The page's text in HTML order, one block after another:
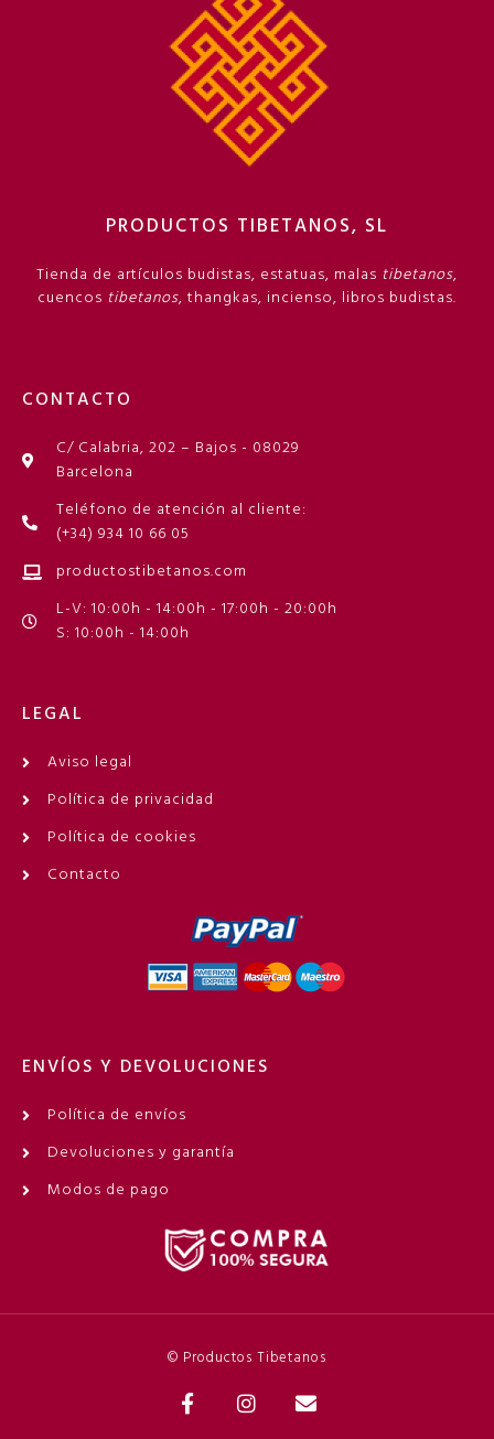
PRODUCTOS TIBETANOS, SL
Tienda de artículos budistas, estatuas, malas tibetanos,
cuencos tibetanos, thangkas, incienso, libros budistas.
CONTACTO
C/ Calabria, 202 – Bajos - 08029
Barcelona
Teléfono de atención al cliente:
(+34) 934 10 66 05
productostibetanos.com
L-V: 10:00h - 14:00h - 17:00h - 20:00h
S: 10:00h - 14:00h
LEGAL
Aviso legal
Política de privacidad
Política de cookies
Contacto
ENVÍOS Y DEVOLUCIONES
Política de envíos
Devoluciones y garantía
Modos de pago
© Productos Tibetanos